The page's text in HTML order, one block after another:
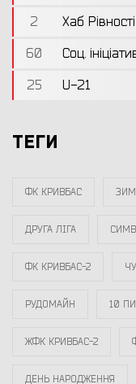
2
Хаб Рівності
60
Соц.
25
U-21
ТЕГИ
ФК КРИВБАС
ДРУГА ЛІГА
ФК КРИВБАС-2
РУДОМАЙН 10
ЖФК КРИВБАС-2
ДЕНЬ НАРОДЖЕННЯ